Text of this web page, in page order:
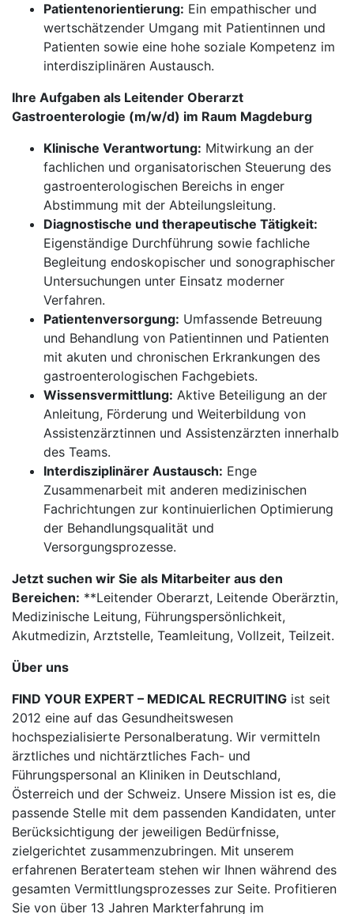
Patientenorientierung: Ein empathischer und
wertschätzender Umgang mit Patientinnen und
Patienten sowie eine hohe soziale Kompetenz im
interdisziplinären Austausch.
Ihre Aufgaben als Leitender Oberarzt
Gastroenterologie (m/w/d) im Raum Magdeburg
Klinische Verantwortung: Mitwirkung an der
fachlichen und organisatorischen Steuerung des
gastroenterologischen Bereichs in enger
Abstimmung mit der Abteilungsleitung.
​​​​​​​Diagnostische und therapeutische Tätigkeit:
Eigenständige Durchführung sowie fachliche
Begleitung endoskopischer und sonographischer
Untersuchungen unter Einsatz moderner
Verfahren.
Patientenversorgung: Umfassende Betreuung
und Behandlung von Patientinnen und Patienten
mit akuten und chronischen Erkrankungen des
gastroenterologischen Fachgebiets.
Wissensvermittlung: Aktive Beteiligung an der
Anleitung, Förderung und Weiterbildung von
Assistenzärztinnen und Assistenzärzten innerhalb
des Teams.
Interdisziplinärer Austausch: Enge
Zusammenarbeit mit anderen medizinischen
Fachrichtungen zur kontinuierlichen Optimierung
der Behandlungsqualität und
Versorgungsprozesse.
Jetzt suchen wir Sie als Mitarbeiter aus den
Bereichen: **Leitender Oberarzt, Leitende Oberärztin,
Medizinische Leitung, Führungspersönlichkeit,
Akutmedizin, Arztstelle, Teamleitung, Vollzeit, Teilzeit.
Über uns
FIND YOUR EXPERT – MEDICAL RECRUITING ist seit
2012 eine auf das Gesundheitswesen
hochspezialisierte Personalberatung. Wir vermitteln
ärztliches und nichtärztliches Fach- und
Führungspersonal an Kliniken in Deutschland,
Österreich und der Schweiz. Unsere Mission ist es, die
passende Stelle mit dem passenden Kandidaten, unter
Berücksichtigung der jeweiligen Bedürfnisse,
zielgerichtet zusammenzubringen. Mit unserem
erfahrenen Beraterteam stehen wir Ihnen während des
gesamten Vermittlungsprozesses zur Seite. Profitieren
Sie von über 13 Jahren Markterfahrung im